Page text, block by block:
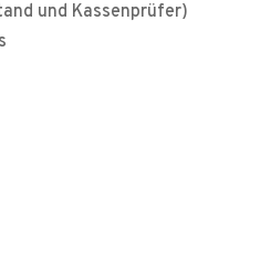
und Kassenprüfer)